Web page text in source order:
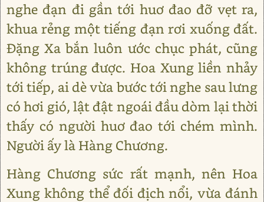
nghe đạn đi gần tới huơ đao đỡ vẹt ra,
khua rẻng một tiếng đạn rơi xuống đất.
Đặng Xa bắn luôn ước chục phát, cũng
không trúng được. Hoa Xung liền nhảy
tới tiếp, ai dè vừa bước tới nghe sau lưng
có hơi gió, lật đật ngoái đầu dòm lại thời
thấy có người huơ đao tới chém mình.
Người ấy là Hàng Chương.
Hàng Chương sức rất mạnh, nên Hoa
Xung không thể đối địch nổi, vừa đánh